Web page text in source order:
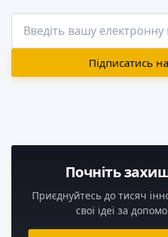
Підписатись
Почніть
Приєднуйтесь до тисяч
свої ідеї за